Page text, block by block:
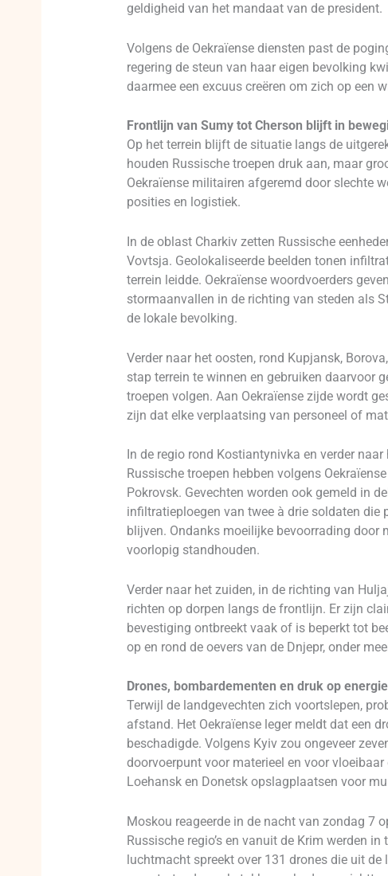
geldigheid van het mandaat van de president.
Volgens de Oekraïense diensten past de
regering de steun van haar eigen bevolking
daarmee een excuus creëren om zich op een
Frontlijn van Sumy tot Cherson blijft in
Op het terrein blijft de situatie langs de
houden Russische troepen druk aan, maar
Oekraïense militairen afgeremd door slechte
posities en logistiek.
In de oblast Charkiv zetten Russische
Vovtsja. Geolokaliseerde beelden tonen
terrein leidde. Oekraïense woordvoerders
stormaanvallen in de richting van steden als
de lokale bevolking.
Verder naar het oosten, rond Kupjansk,
stap terrein te winnen en gebruiken daarvoor
troepen volgen. Aan Oekraïense zijde wordt
zijn dat elke verplaatsing van personeel of
In de regio rond Kostiantynivka en verder
Russische troepen hebben volgens
Pokrovsk. Gevechten worden ook gemeld in
infiltratieploegen van twee à drie soldaten die
blijven. Ondanks moeilijke bevoorrading door
voorlopig standhouden.
Verder naar het zuiden, in de richting van
richten op dorpen langs de frontlijn. Er zijn
bevestiging ontbreekt vaak of is beperkt tot
op en rond de oevers van de Dnjepr, onder
Drones, bombardementen en druk op
Terwijl de landgevechten zich voortslepen,
afstand. Het Oekraïense leger meldt dat een
beschadigde. Volgens Kyiv zou ongeveer
doorvoerpunt voor materieel en voor
Loehansk en Donetsk opslagplaatsen voor
Moskou reageerde in de nacht van zondag 7
Russische regio’s en vanuit de Krim werden
luchtmacht spreekt over 131 drones die uit